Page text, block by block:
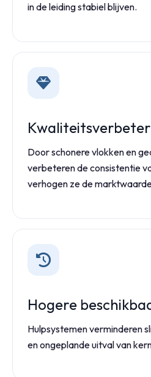
in de leiding stabiel blijven.
Door schonere vlokken en
verbeteren de consistentie
verhogen ze de
Hogere
Hulpsystemen verminderen
en ongeplande uitval van